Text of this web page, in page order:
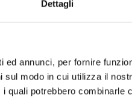
Dettagli
annunci, per fornire
modo in cui utilizza il
quali potrebbero combinarle